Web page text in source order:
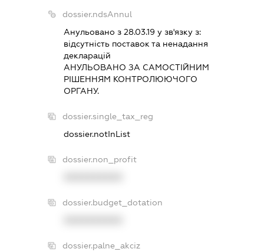
dossier.ndsAnnul
Анульовано з 28.03.19 у зв'язку з:
вiдсутнiсть поставок та ненадання
декларацiй
АНУЛЬОВАНО ЗА САМОСТIЙНИМ
РIШЕННЯМ КОНТРОЛЮЮЧОГО
ОРГАНУ.
dossier.single_tax_reg
dossier.notInList
dossier.non_profit
dossier.budget_dotation
dossier.palne_akciz